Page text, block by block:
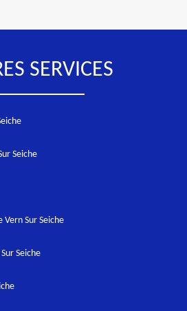
SERVICES
Seiche
Sur Seiche
Seiche